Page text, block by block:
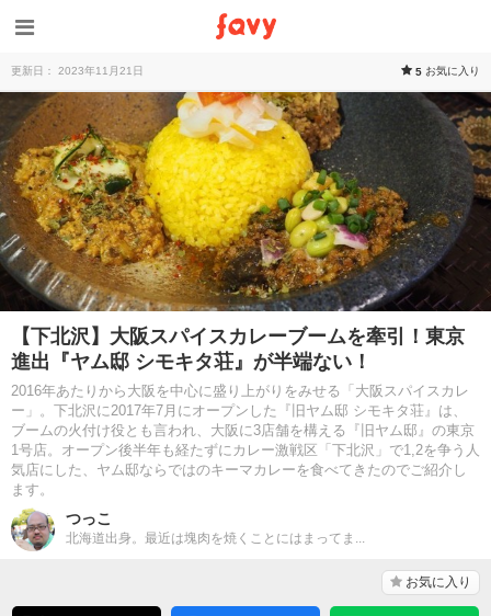
更新日： 2023年11月21日 5 お気に入り
【下北沢】大阪スパイスカレーブームを牽引！東京
進出『ヤム邸 シモキタ荘』が半端ない！
2016年あたりから大阪を中心に盛り上がりをみせる「大阪スパイスカレ
ー」。下北沢に2017年7月にオープンした『旧ヤム邸 シモキタ荘』は、
ブームの火付け役とも言われ、大阪に3店舗を構える『旧ヤム邸』の東京
1号店。オープン後半年も経たずにカレー激戦区「下北沢」で1,2を争う人
気店にした、ヤム邸ならではのキーマカレーを食べてきたのでご紹介し
ます。
つっこ
北海道出身。最近は塊肉を焼くことにはまってま...
お気に入り